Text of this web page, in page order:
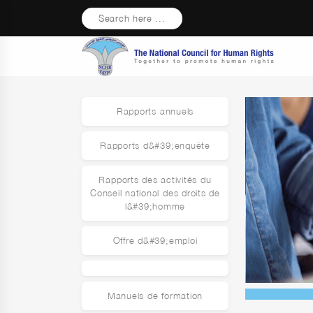
Search here ...
Rapports annuels
Rapports d&#39;enquête
Rapports des activités du
Conseil national des droits de
l&#39;homme
Offre d&#39;emploi
Manuels de formation